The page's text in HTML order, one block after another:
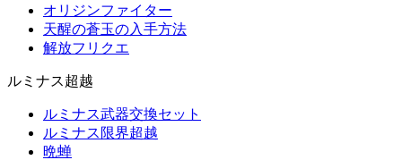
オリジンファイター
天醒の蒼玉の入手方法
解放フリクエ
ルミナス超越
ルミナス武器交換セット
ルミナス限界超越
晩蝉